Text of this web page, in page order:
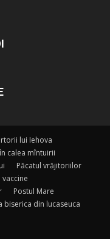
lui Iehova
calea mîntuirii
Păcatul vrăjitoriilor
Postul Mare
biserica din lucaseuca